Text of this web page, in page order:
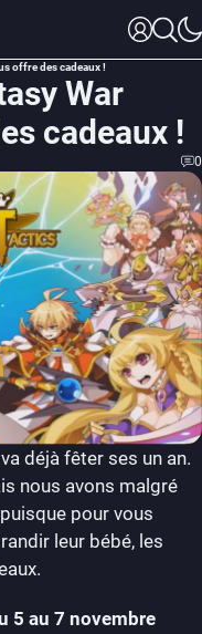
offre des cadeaux !
War
cadeaux !
0
va déjà fêter ses un an.
nous avons malgré
pour vous
leur bébé, les
5 au 7 novembre